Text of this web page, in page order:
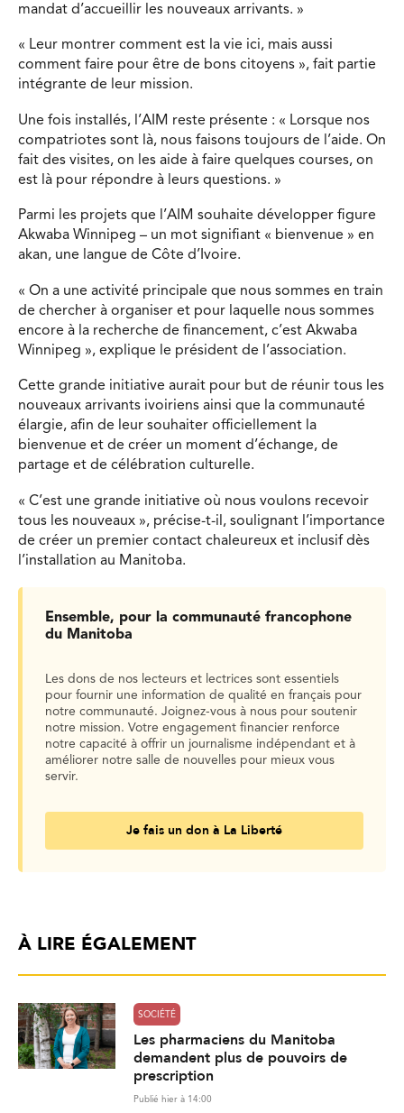
mandat d’accueillir les nouveaux arrivants. »
« Leur montrer comment est la vie ici, mais aussi
comment faire pour être de bons citoyens », fait partie
intégrante de leur mission.
Une fois installés, l’AIM reste présente : « Lorsque nos
compatriotes sont là, nous faisons toujours de l’aide. On
fait des visites, on les aide à faire quelques courses, on
est là pour répondre à leurs questions. »
Parmi les projets que l’AIM souhaite développer figure
Akwaba Winnipeg – un mot signifiant « bienvenue » en
akan, une langue de Côte d’Ivoire.
« On a une activité principale que nous sommes en train
de chercher à organiser et pour laquelle nous sommes
encore à la recherche de financement, c’est Akwaba
Winnipeg », explique le président de l’association.
Cette grande initiative aurait pour but de réunir tous les
nouveaux arrivants ivoiriens ainsi que la communauté
élargie, afin de leur souhaiter officiellement la
bienvenue et de créer un moment d’échange, de
partage et de célébration culturelle.
« C’est une grande initiative où nous voulons recevoir
tous les nouveaux », précise-t-il, soulignant l’importance
de créer un premier contact chaleureux et inclusif dès
l’installation au Manitoba.
Ensemble, pour la communauté francophone
du Manitoba
Les dons de nos lecteurs et lectrices sont essentiels
pour fournir une information de qualité en français pour
notre communauté. Joignez-vous à nous pour soutenir
notre mission. Votre engagement financier renforce
notre capacité à offrir un journalisme indépendant et à
améliorer notre salle de nouvelles pour mieux vous
servir.
Je fais un don à La Liberté
À LIRE ÉGALEMENT
SOCIÉTÉ
Les pharmaciens du Manitoba
demandent plus de pouvoirs de
prescription
Publié hier à 14:00